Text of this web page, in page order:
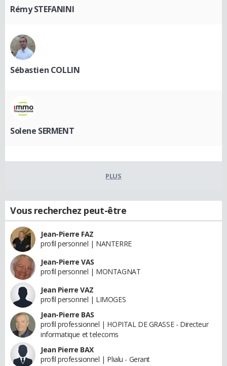
Rémy STEFANINI
Sébastien COLLIN
Solene SERMENT
PLUS
Vous recherchez peut-être
Jean-Pierre FAZ
profil personnel | NANTERRE
Jean-Pierre VAS
profil personnel | MONTAGNAT
Jean Pierre VAZ
profil personnel | LIMOGES
Jean-Pierre BAS
profil professionnel | HOPITAL DE GRASSE - Directeur
informatique et telecoms
Jean Pierre BAX
profil professionnel | Plialu - Gerant